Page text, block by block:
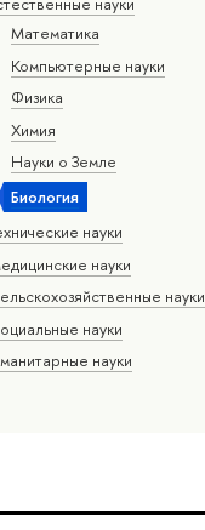
Математика
Компьютерные науки
Физика
Химия
Науки о Земле
Биология
науки
науки
науки
науки
науки